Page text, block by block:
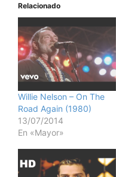
Relacionado
Willie Nelson – On The
Road Again (1980)
13/07/2014
En «Mayor»